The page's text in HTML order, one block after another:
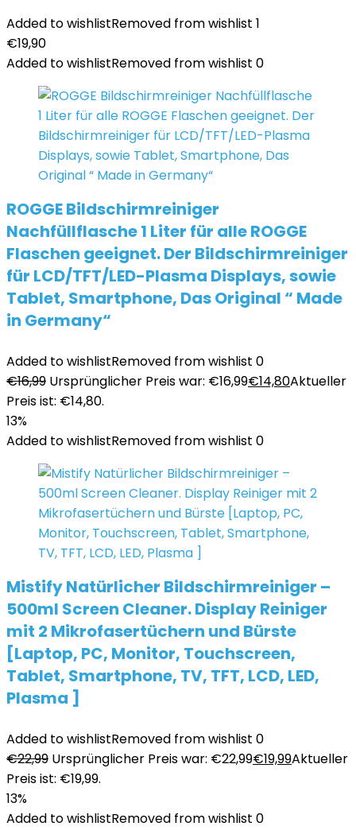
Added to wishlistRemoved from wishlist 1
€19,90
Added to wishlistRemoved from wishlist 0
ROGGE Bildschirmreiniger
Nachfüllflasche 1 Liter für alle ROGGE
Flaschen geeignet. Der Bildschirmreiniger
für LCD/TFT/LED-Plasma Displays, sowie
Tablet, Smartphone, Das Original “ Made
in Germany“
Added to wishlistRemoved from wishlist 0
€16,99 Ursprünglicher Preis war: €16,99€14,80Aktueller
Preis ist: €14,80.
13%
Added to wishlistRemoved from wishlist 0
Mistify Natürlicher Bildschirmreiniger –
500ml Screen Cleaner. Display Reiniger
mit 2 Mikrofasertüchern und Bürste
[Laptop, PC, Monitor, Touchscreen,
Tablet, Smartphone, TV, TFT, LCD, LED,
Plasma ]
Added to wishlistRemoved from wishlist 0
€22,99 Ursprünglicher Preis war: €22,99€19,99Aktueller
Preis ist: €19,99.
13%
Added to wishlistRemoved from wishlist 0